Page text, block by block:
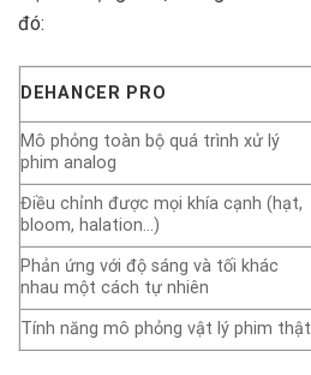
đó:
DEHANCER PRO
Mô phỏng toàn bộ quá trình xử lý
phim analog
Điều chỉnh được mọi khía cạnh (hạt,
bloom, halation…)
Phản ứng với độ sáng và tối khác
nhau một cách tự nhiên
Tính năng mô phỏng vật lý phim thật